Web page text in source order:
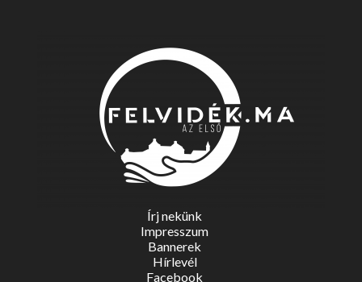
Írj nekünk
Impresszum
Bannerek
Hírlevél
Facebook